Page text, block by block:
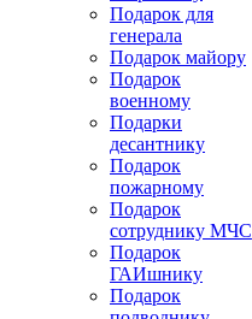
Подарок для
генерала
Подарок майору
Подарок
военному
Подарки
десантнику
Подарок
пожарному
Подарок
сотруднику МЧС
Подарок
ГАИшнику
Подарок